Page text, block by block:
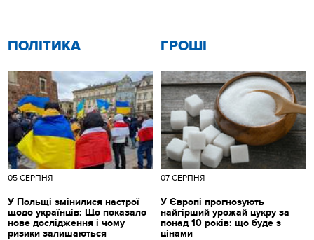
ПОЛІТИКА
05 СЕРПНЯ
У Польщі змінилися настрої
щодо українців: Що показало
нове дослідження і чому
ризики залишаються
ГРОШІ
07 СЕРПНЯ
У Європі прогнозують
найгірший урожай цукру за
понад 10 років: що буде з
цінами